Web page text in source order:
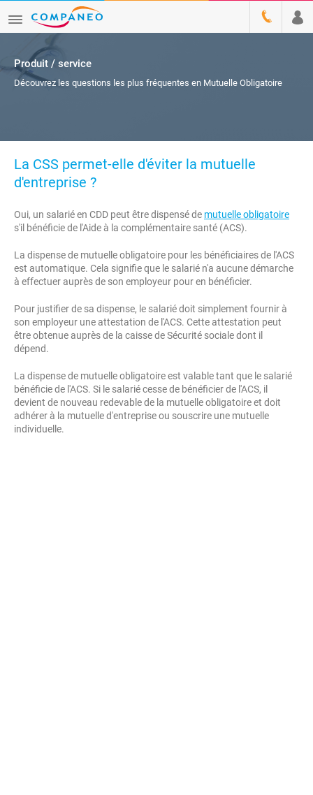
Produit / service
Découvrez les questions les plus fréquentes en Mutuelle Obligatoire
La CSS permet-elle d'éviter la mutuelle
d'entreprise ?
Oui, un salarié en CDD peut être dispensé de mutuelle obligatoire
s'il bénéficie de l'Aide à la complémentaire santé (ACS).
La dispense de mutuelle obligatoire pour les bénéficiaires de l'ACS
est automatique. Cela signifie que le salarié n'a aucune démarche
à effectuer auprès de son employeur pour en bénéficier.
Pour justifier de sa dispense, le salarié doit simplement fournir à
son employeur une attestation de l'ACS. Cette attestation peut
être obtenue auprès de la caisse de Sécurité sociale dont il
dépend.
La dispense de mutuelle obligatoire est valable tant que le salarié
bénéficie de l'ACS. Si le salarié cesse de bénéficier de l'ACS, il
devient de nouveau redevable de la mutuelle obligatoire et doit
adhérer à la mutuelle d'entreprise ou souscrire une mutuelle
individuelle.